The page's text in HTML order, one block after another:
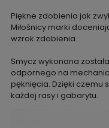
Piękne zdobienia jak
Miłośnicy marki
wzrok zdobienia.
Smycz wykonana
odpornego na
pęknięcia. Dzięki czemu
każdej rasy i gabarytu.